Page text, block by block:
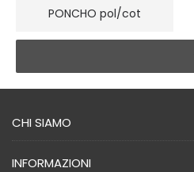
PONCHO pol/cot
CHI SIAMO
INFORMAZIONI